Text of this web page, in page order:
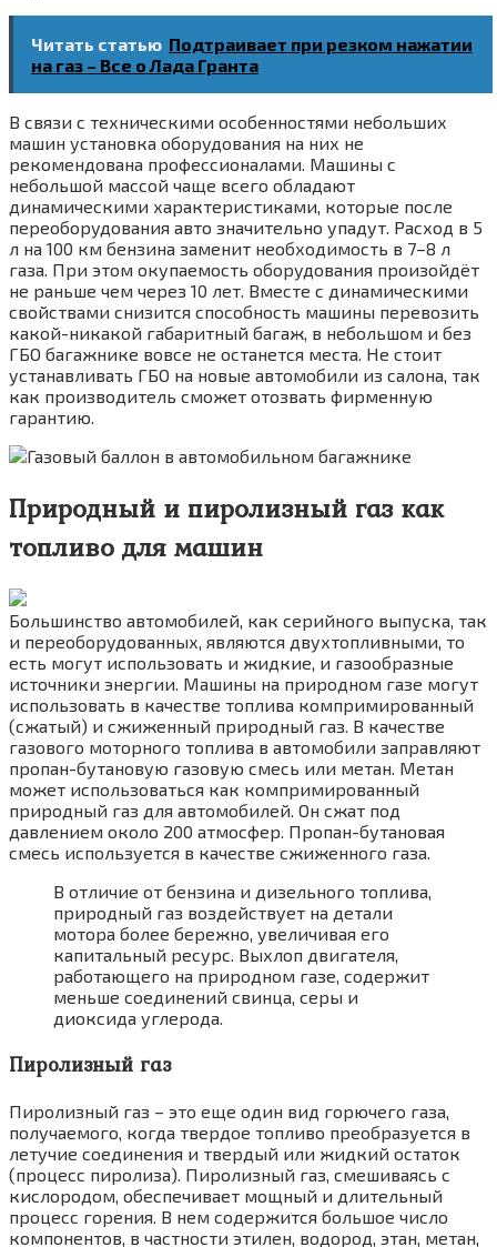
Читать статью Подтраивает при резком нажатии
на газ – Все о Лада Гранта
В связи с техническими особенностями небольших
машин установка оборудования на них не
рекомендована профессионалами. Машины с
небольшой массой чаще всего обладают
динамическими характеристиками, которые после
переоборудования авто значительно упадут. Расход в 5
л на 100 км бензина заменит необходимость в 7–8 л
газа. При этом окупаемость оборудования произойдёт
не раньше чем через 10 лет. Вместе с динамическими
свойствами снизится способность машины перевозить
какой-никакой габаритный багаж, в небольшом и без
ГБО багажнике вовсе не останется места. Не стоит
устанавливать ГБО на новые автомобили из салона, так
как производитель сможет отозвать фирменную
гарантию.
Природный и пиролизный газ как
топливо для машин
Большинство автомобилей, как серийного выпуска, так
и переоборудованных, являются двухтопливными, то
есть могут использовать и жидкие, и газообразные
источники энергии. Машины на природном газе могут
использовать в качестве топлива компримированный
(сжатый) и сжиженный природный газ. В качестве
газового моторного топлива в автомобили заправляют
пропан-бутановую газовую смесь или метан. Метан
может использоваться как компримированный
природный газ для автомобилей. Он сжат под
давлением около 200 атмосфер. Пропан-бутановая
смесь используется в качестве сжиженного газа.
В отличие от бензина и дизельного топлива,
природный газ воздействует на детали
мотора более бережно, увеличивая его
капитальный ресурс. Выхлоп двигателя,
работающего на природном газе, содержит
меньше соединений свинца, серы и
диоксида углерода.
Пиролизный газ
Пиролизный газ – это еще один вид горючего газа,
получаемого, когда твердое топливо преобразуется в
летучие соединения и твердый или жидкий остаток
(процесс пиролиза). Пиролизный газ, смешиваясь с
кислородом, обеспечивает мощный и длительный
процесс горения. В нем содержится большое число
компонентов, в частности этилен, водород, этан, метан,